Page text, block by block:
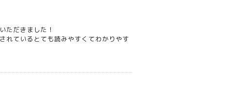
ただきました！
れているとても読みやすくてわかりやす